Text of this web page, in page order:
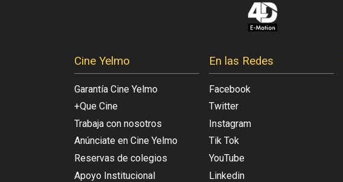
Cine Yelmo
Garantía Cine Yelmo
+Que Cine
Trabaja con nosotros
Anúnciate en Cine Yelmo
Reservas de colegios
Apoyo Institucional
En las Redes
Facebook
Twitter
Instagram
Tik Tok
YouTube
Linkedin